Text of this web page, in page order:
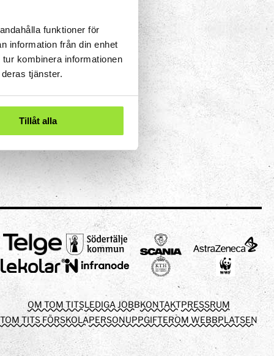
funktioner för
information från din enhet
kombinera informationen
tjänster.
Tillåt alla
OM TOM TITSLEDIGA JOBBKONTAKTPRESSRUM
TOM TITS FÖRSKOLAPERSONUPPGIFTEROM WEBBPLATSEN